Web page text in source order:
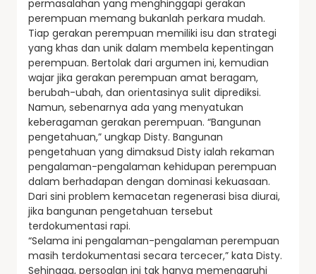
permasalahan yang menghinggapi gerakan
perempuan memang bukanlah perkara mudah.
Tiap gerakan perempuan memiliki isu dan strategi
yang khas dan unik dalam membela kepentingan
perempuan. Bertolak dari argumen ini, kemudian
wajar jika gerakan perempuan amat beragam,
berubah-ubah, dan orientasinya sulit diprediksi.
Namun, sebenarnya ada yang menyatukan
keberagaman gerakan perempuan. “Bangunan
pengetahuan,” ungkap Disty. Bangunan
pengetahuan yang dimaksud Disty ialah rekaman
pengalaman-pengalaman kehidupan perempuan
dalam berhadapan dengan dominasi kekuasaan.
Dari sini problem kemacetan regenerasi bisa diurai,
jika bangunan pengetahuan tersebut
terdokumentasi rapi.
“Selama ini pengalaman-pengalaman perempuan
masih terdokumentasi secara tercecer,” kata Disty.
Sehingga, persoalan ini tak hanya memengaruhi